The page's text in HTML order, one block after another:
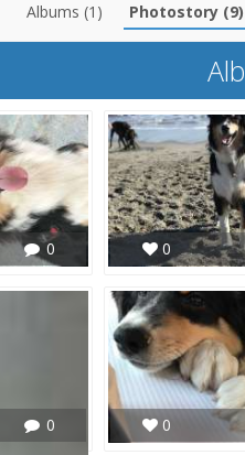
Albums (1) Photostory (9)
0 0
0 0